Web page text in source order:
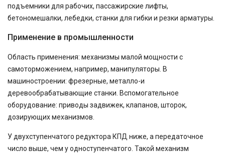
подъемники для рабочих, пассажирские лифты,
бетономешалки, лебедки, станки для гибки и резки арматуры.
Применение в промышленности
Область применения: механизмы малой мощности с
самоторможением, например, манипуляторы. В
машиностроении: фрезерные, металло-и
деревообрабатывающие станки. Вспомогательное
оборудование: приводы задвижек, клапанов, шторок,
дозирующих механизмов.
У двухступенчатого редуктора КПД ниже, а передаточное
число выше, чем у одноступенчатого. Такой механизм